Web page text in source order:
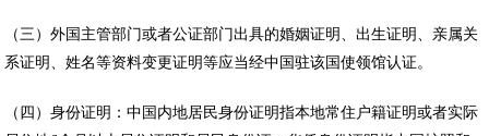
（三）外国主管部门或者公证部门出具的婚姻证明、出生证明、亲属关
系证明、姓名等资料变更证明等应当经中国驻该国使领馆认证。
（四）身份证明：中国内地居民身份证明指本地常住户籍证明或者实际